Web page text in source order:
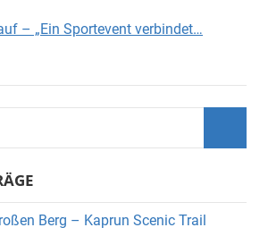
– „Ein Sportevent verbindet…
Berg – Kaprun Scenic Trail